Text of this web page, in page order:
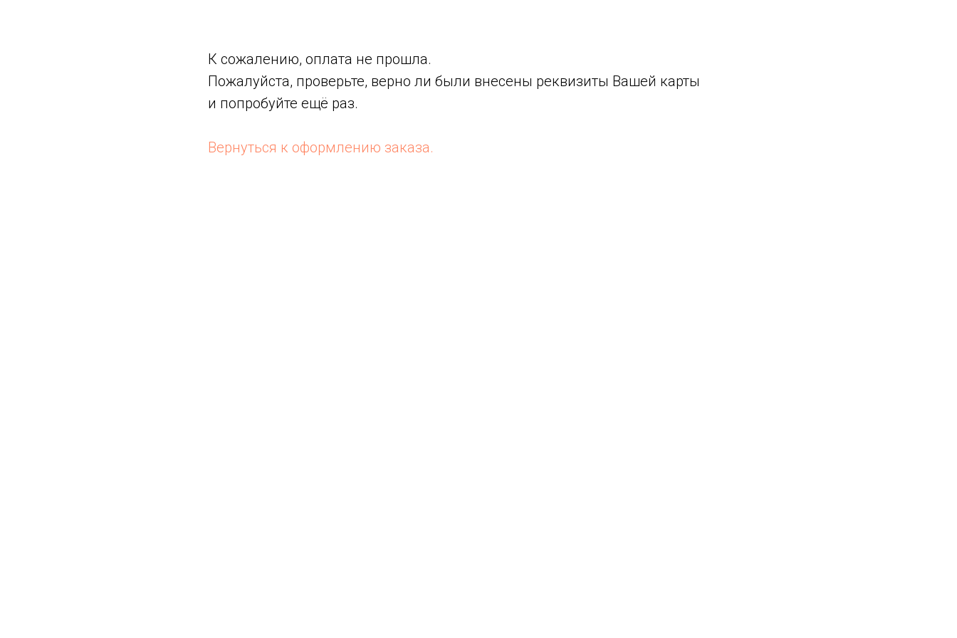
К сожалению, оплата не прошла.
Пожалуйста, проверьте, верно ли были внесены реквизиты Вашей карты
и попробуйте ещё раз.
Вернуться к оформлению заказа.